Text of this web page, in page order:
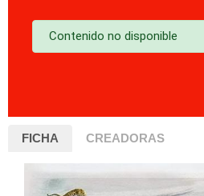
Contenido no disponible
FICHA CREADORAS